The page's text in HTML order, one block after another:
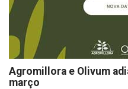
Agromillora e Olivum
março